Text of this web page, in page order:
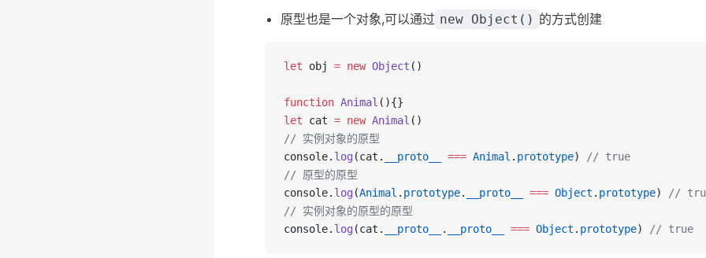
原型也是一个对象,可以通过 new Object() 的方式创建
let obj = new Object ()
function Animal (){}
let cat = new Animal ()
// 实例对象的原型
console. log (cat. __proto__ === Animal . prototype)
// true
// 原型的原型
console. log (Animal . prototype. __proto__ === Object . prototype)
//
// 实例对象的原型的原型
console. log (cat. __proto__ . __proto__ === Object . prototype) // true